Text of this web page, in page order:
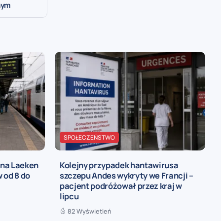
Laeken
od 8 do
SPOŁECZEŃSTWO
Kolejny przypadek hantawirusa
szczepu Andes wykryty we Francji –
pacjent podróżował przez kraj w
lipcu
82 Wyświetleń